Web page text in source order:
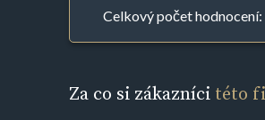
Celkový počet hodnocení:
Za co si zákazníci této